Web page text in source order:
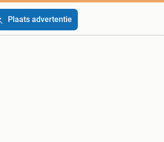
Plaats advertentie